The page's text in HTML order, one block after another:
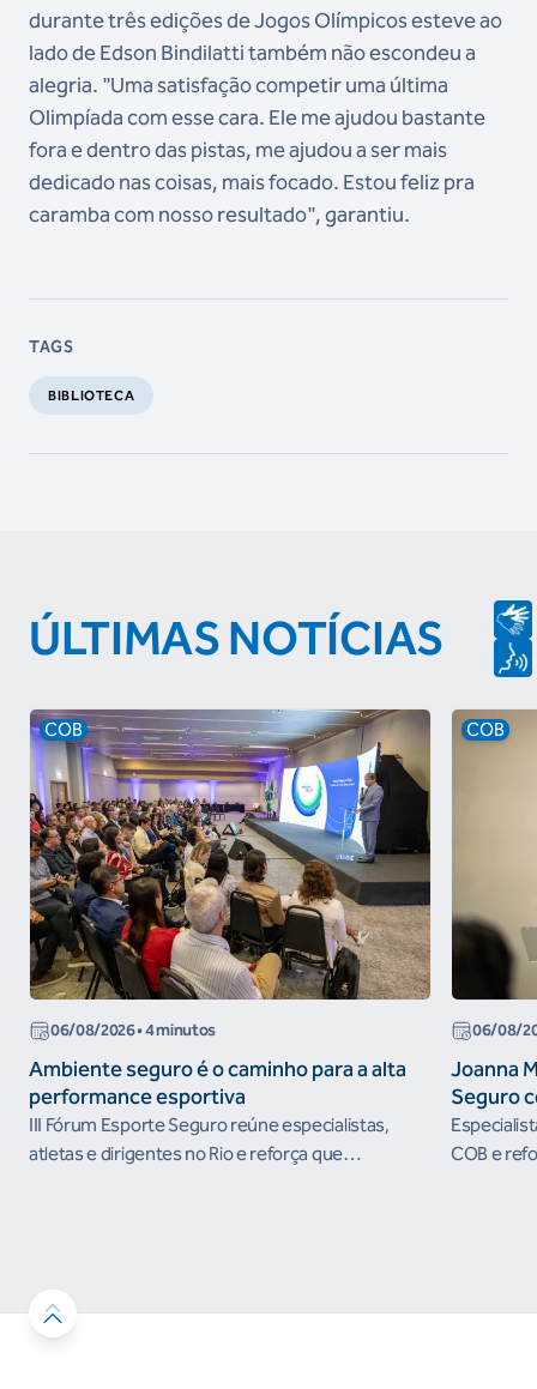
durante três edições de Jogos Olímpicos esteve ao
lado de Edson Bindilatti também não escondeu a
alegria. "Uma satisfação competir uma última
Olimpíada com esse cara. Ele me ajudou bastante
fora e dentro das pistas, me ajudou a ser mais
dedicado nas coisas, mais focado. Estou feliz pra
caramba com nosso resultado", garantiu.
TAGS
BIBLIOTECA
ÚLTIMAS NOTÍCIAS
COB
06/08/2026• 4 minutos
Ambiente seguro é o caminho para a alta
performance esportiva
III Fórum Esporte Seguro reúne especialistas,
atletas e dirigentes no Rio e reforça que
COB
06/08/
Joanna
Seguro
COB e